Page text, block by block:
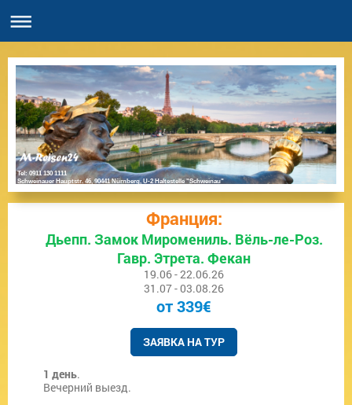
Tel: 0911 130 1111
Schweinauer Hauptstr. 46, 90441 Nürnberg, U-2 Haltestelle "Schweinau"
Франция:
Дьепп. Замок Миромениль. Вёль-ле-Роз.
Гавр. Этрета. Фекан
19.06 - 22.06.26
31.07 - 03.08.26
от 339€
ЗАЯВКА НА ТУР
1 день.
Вечерний выезд.